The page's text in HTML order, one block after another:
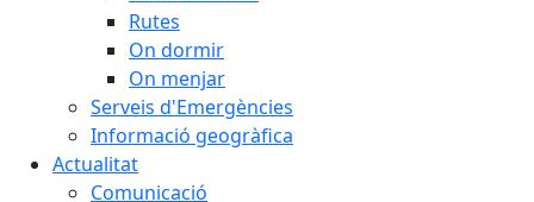
Rutes
On dormir
On menjar
Serveis d'Emergències
Informació geogràfica
Actualitat
Comunicació